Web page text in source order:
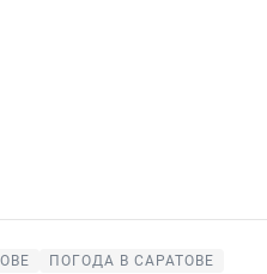
ПОГОДА В САРАТОВЕ